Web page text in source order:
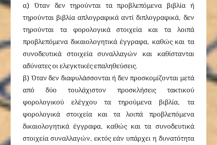
α) Όταν δεν τηρούνται τα προβλεπόμενα βιβλία ή
τηρούνται βιβλία απλογραφικά αντί διπλογραφικά, δεν
τηρούνται τα φορολογικά στοιχεία και τα λοιπά
προβλεπόμενα δικαιολογητικά έγγραφα, καθώς και τα
συνοδευτικά στοιχεία συναλλαγών και καθίστανται
αδύνατες οι ελεγκτικές επαληθεύσεις.
β) Όταν δεν διαφυλάσσονται ή δεν προσκομίζονται μετά
από δύο τουλάχιστον προσκλήσεις τακτικού
φορολογικού ελέγχου τα τηρούμενα βιβλία, τα
φορολογικά στοιχεία και τα λοιπά προβλεπόμενα
δικαιολογητικά έγγραφα, καθώς και τα συνοδευτικά
στοιχεία συναλλαγών, εκτός εάν υπάρχει η δυνατότητα